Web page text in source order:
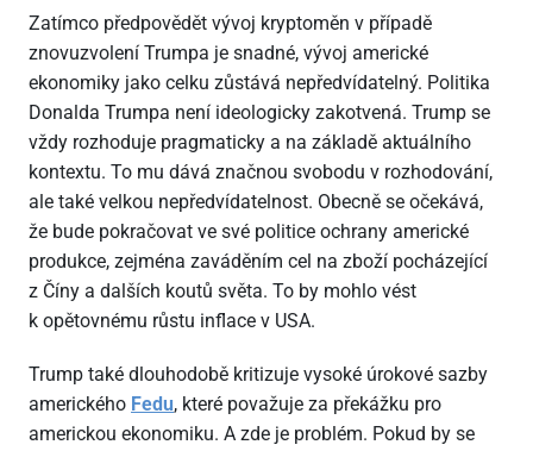
Zatímco předpovědět vývoj kryptoměn v případě
znovuzvolení Trumpa je snadné, vývoj americké
ekonomiky jako celku zůstává nepředvídatelný. Politika
Donalda Trumpa není ideologicky zakotvená. Trump se
vždy rozhoduje pragmaticky a na základě aktuálního
kontextu. To mu dává značnou svobodu v rozhodování,
ale také velkou nepředvídatelnost. Obecně se očekává,
že bude pokračovat ve své politice ochrany americké
produkce, zejména zaváděním cel na zboží pocházející
z Číny a dalších koutů světa. To by mohlo vést
k opětovnému růstu inflace v USA.
Trump také dlouhodobě kritizuje vysoké úrokové sazby
amerického Fedu, které považuje za překážku pro
americkou ekonomiku. A zde je problém. Pokud by se